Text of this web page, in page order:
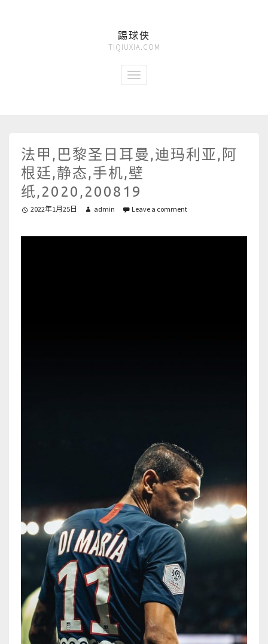
踢球侠
TIQIUXIA.COM
法甲,巴黎圣日耳曼,迪玛利亚,阿
根廷,静态,手机,壁
纸,2020,200819
2022年1月25日 admin Leave a comment